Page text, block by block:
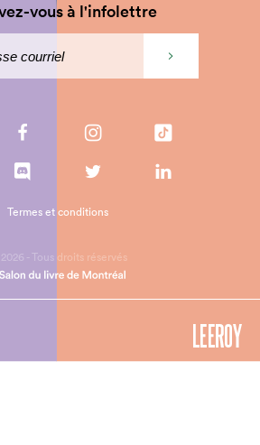
vous à l'infolettre
- Tous droits réservés
Termes et conditions